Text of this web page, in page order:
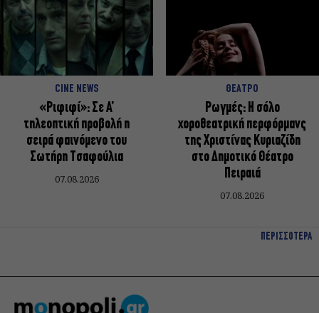
CINE NEWS
«Ριφιφί»: Σε Α’
τηλεοπτική προβολή η
σειρά φαινόμενο του
Σωτήρη Τσαφούλια
07.08.2026
ΘΕΑΤΡΟ
Ρωγμές: Η σόλο
χοροθεατρική περφόρμανς
της Χριστίνας Κυριαζίδη
στο Δημοτικό Θέατρο
Πειραιά
07.08.2026
ΠΕΡΙΣΣΟΤΕΡΑ